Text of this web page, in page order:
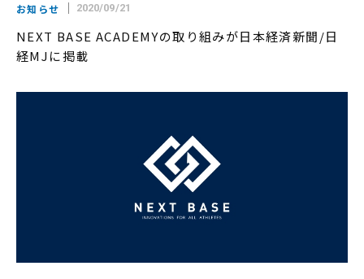
お知らせ 2020/09/21
NEXT BASE ACADEMYの取り組みが日本経済新聞/日
経MJに掲載